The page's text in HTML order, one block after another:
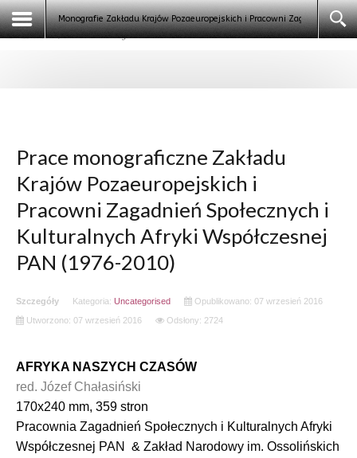
Monografie Zakładu Krajów Pozaeuropejskich i Pracowni Zagadnień
Galeria
Kontakt
Prace monograficzne Zakładu
Krajów Pozaeuropejskich i
Pracowni Zagadnień Społecznych i
Kulturalnych Afryki Współczesnej
PAN (1976-2010)
Szczegóły Kategoria: Uncategorised
Opublikowano: 07 wrzesień 2016
Utworzono: 07 wrzesień 2016
Odsłony: 2724
AFRYKA NASZYCH CZASÓW
red. Józef Chałasiński
170x240 mm, 359 stron
Pracownia Zagadnień Społecznych i Kulturalnych Afryki
Współczesnej PAN & Zakład Narodowy im. Ossolińskich